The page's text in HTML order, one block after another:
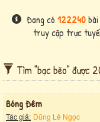
Đang có 122240
truy cập trực
Tìm "bạc bẽo" được
Bóng Đêm
Tác giả: Dũng Lê Ngọc